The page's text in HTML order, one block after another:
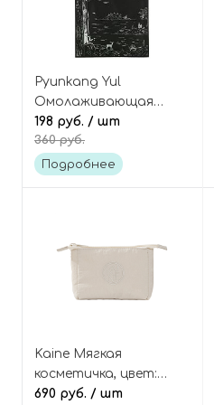
Pyunkang Yul
Омолаживающая
тканевая маска с чаем
комбуча, Black Tea
Revitalizing Mask Pack
198 руб. / шт
360 руб.
Подробнее
Kaine Мягкая
косметичка, цвет:
бежевый
690 руб. / шт